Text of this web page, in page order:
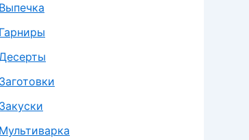
Выпечка
Гарниры
Заготовки
Закуски
Мультиварка